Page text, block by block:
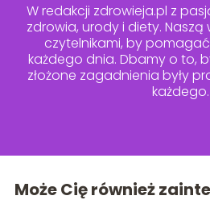
W redakcji zdrowieja.pl z
zdrowia, urody i diety. Naszą
czytelnikami, by
każdego dnia. Dbamy o to,
złożone zagadnienia były
każdego.
Może Cię również